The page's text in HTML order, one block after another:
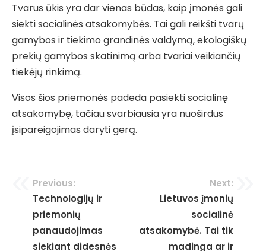
Tvarus ūkis yra dar vienas būdas, kaip įmonės gali
siekti socialinės atsakomybės. Tai gali reikšti tvarų
gamybos ir tiekimo grandinės valdymą, ekologiškų
prekių gamybos skatinimą arba tvariai veikiančių
tiekėjų rinkimą.
Visos šios priemonės padeda pasiekti socialinę
atsakomybę, tačiau svarbiausia yra nuoširdus
įsipareigojimas daryti gerą.
Navigacija
tarp
įrašų
Previous:
Technologijų ir
priemonių
panaudojimas
siekiant didesnės
Next:
Lietuvos įmonių
socialinė
atsakomybė. Tai tik
madinga ar ir